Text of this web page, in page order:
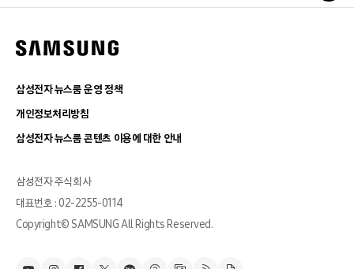
삼성전자 뉴스룸 운영 정책
개인정보처리방침
삼성전자 뉴스룸 콘텐츠 이용에 대한 안내
삼성전자 주식회사
대표번호 : 02-2255-0114
Copyright© SAMSUNG All Rights Reserved.